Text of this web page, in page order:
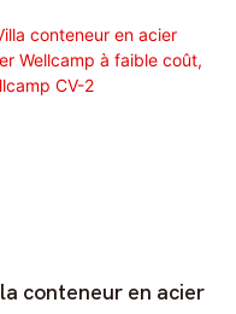
conteneur en acier